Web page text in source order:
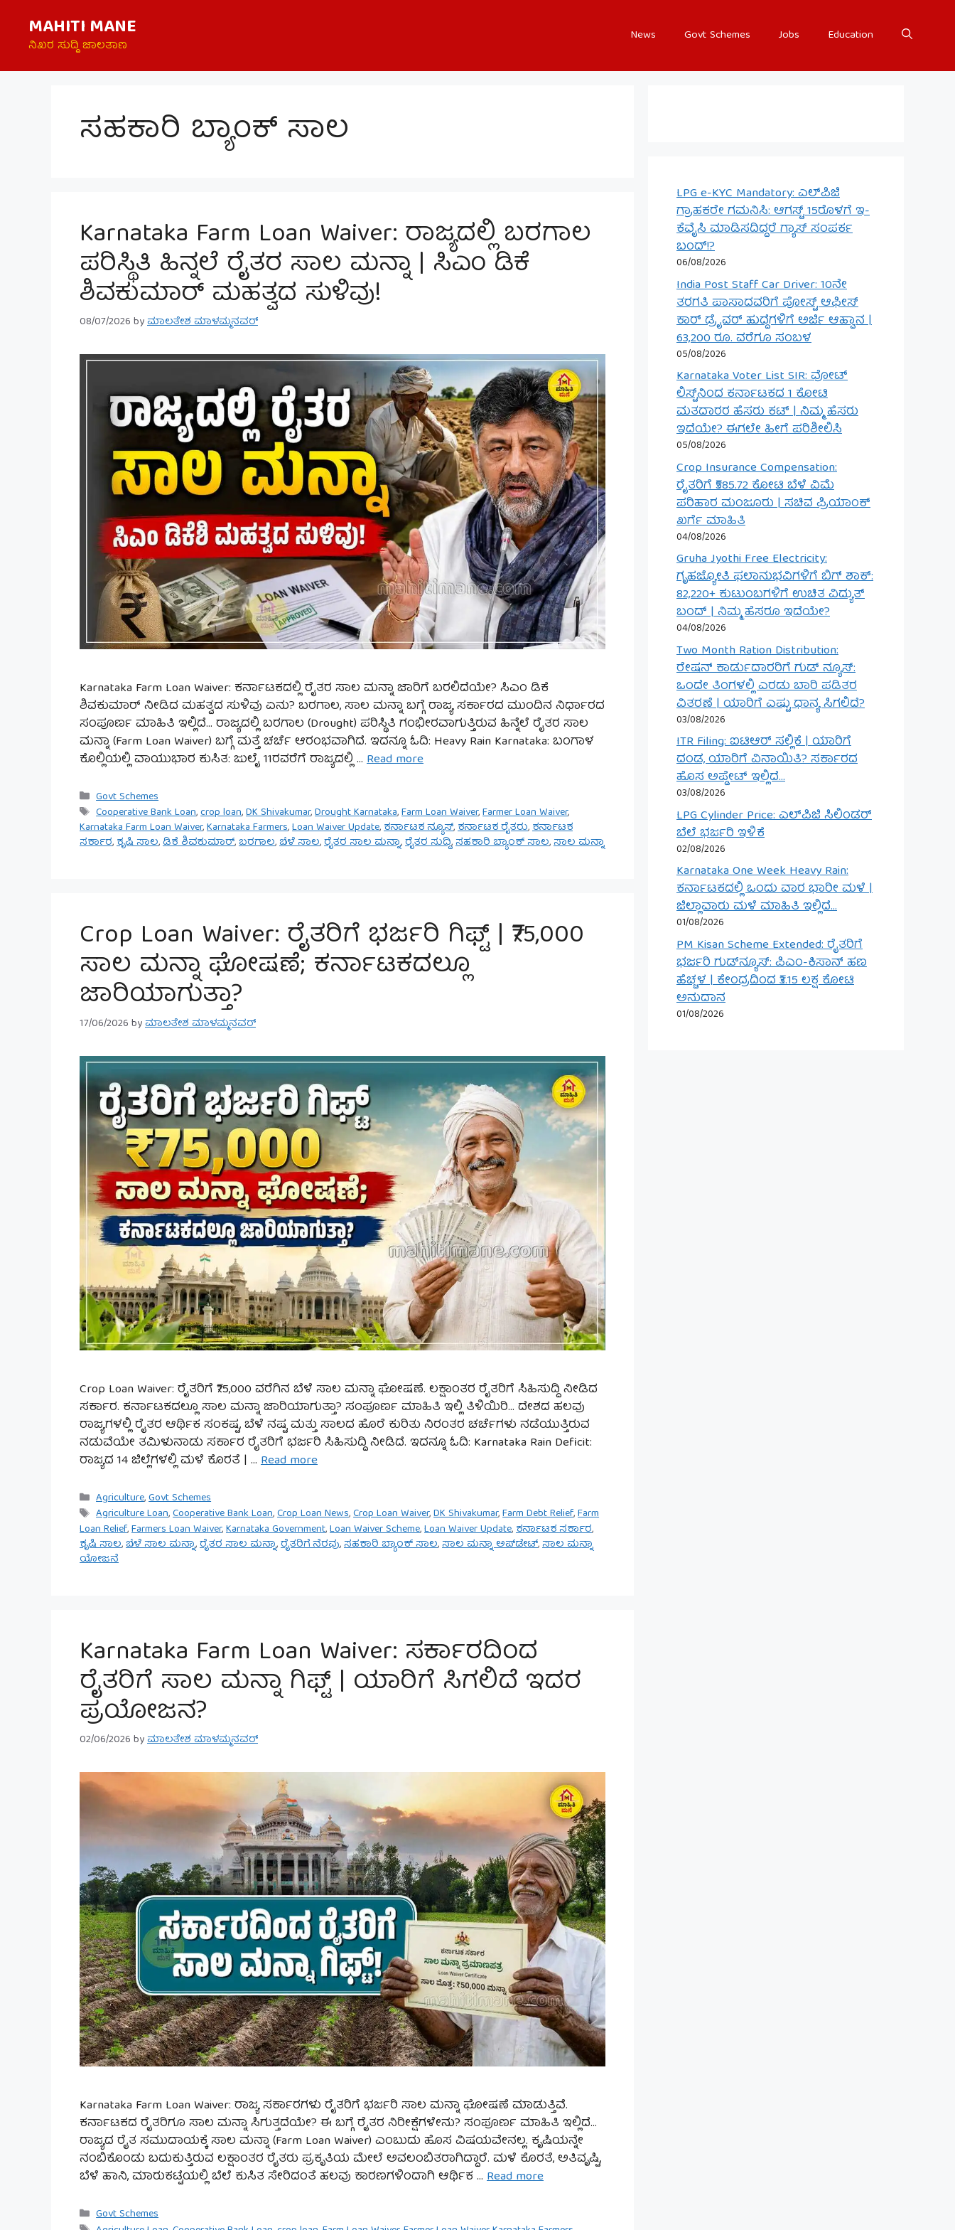
content
MAHITI MANE
ನಿಖರ ಸುದ್ದಿ ಜಾಲತಾಣ
News Govt Schemes Jobs Education
ಸಹಕಾರಿ ಬ್ಯಾಂಕ್ ಸಾಲ
Karnataka Farm Loan Waiver: ರಾಜ್ಯದಲ್ಲಿ ಬರಗಾಲ
ಪರಿಸ್ಥಿತಿ ಹಿನ್ನಲೆ ರೈತರ ಸಾಲ ಮನ್ನಾ | ಸಿಎಂ ಡಿಕೆ
ಶಿವಕುಮಾರ್ ಮಹತ್ವದ ಸುಳಿವು!
08/07/2026byಮಾಲತೇಶ ಮಾಳಮ್ಮನವರ್
Karnataka Farm Loan Waiver: ಕರ್ನಾಟಕದಲ್ಲಿ ರೈತರ ಸಾಲ ಮನ್ನಾ ಜಾರಿಗೆ ಬರಲಿದೆಯೇ? ಸಿಎಂ ಡಿಕೆ
ಶಿವಕುಮಾರ್ ನೀಡಿದ ಮಹತ್ವದ ಸುಳಿವು ಏನು? ಬರಗಾಲ, ಸಾಲ ಮನ್ನಾ ಬಗ್ಗೆ ರಾಜ್ಯ ಸರ್ಕಾರದ ಮುಂದಿನ ನಿರ್ಧಾರದ
ಸಂಪೂರ್ಣ ಮಾಹಿತಿ ಇಲ್ಲಿದೆ… ರಾಜ್ಯದಲ್ಲಿ ಬರಗಾಲ (Drought) ಪರಿಸ್ಥಿತಿ ಗಂಭೀರವಾಗುತ್ತಿರುವ ಹಿನ್ನೆಲೆ ರೈತರ ಸಾಲ
ಮನ್ನಾ (Farm Loan Waiver) ಬಗ್ಗೆ ಮತ್ತೆ ಚರ್ಚೆ ಆರಂಭವಾಗಿದೆ. ಇದನ್ನೂ ಓದಿ: Heavy Rain Karnataka: ಬಂಗಾಳ
ಕೊಲ್ಲಿಯಲ್ಲಿ ವಾಯುಭಾರ ಕುಸಿತ: ಜುಲೈ 11ರವರೆಗೆ ರಾಜ್ಯದಲ್ಲಿ … Read more
Categories
Govt Schemes
Tags
Cooperative Bank Loan,crop loan,DK Shivakumar,Drought Karnataka,Farm Loan Waiver,Farmer Loan Waiver,
Karnataka Farm Loan Waiver,Karnataka Farmers,Loan Waiver Update,ಕರ್ನಾಟಕ ನ್ಯೂಸ್,ಕರ್ನಾಟಕ ರೈತರು,ಕರ್ನಾಟಕ
ಸರ್ಕಾರ,ಕೃಷಿ ಸಾಲ,ಡಿಕೆ ಶಿವಕುಮಾರ್,ಬರಗಾಲ,ಬೆಳೆ ಸಾಲ,ರೈತರ ಸಾಲ ಮನ್ನಾ,ರೈತರ ಸುದ್ದಿ,ಸಹಕಾರಿ ಬ್ಯಾಂಕ್ ಸಾಲ,ಸಾಲ ಮನ್ನಾ
Crop Loan Waiver: ರೈತರಿಗೆ ಭರ್ಜರಿ ಗಿಫ್ಟ್ | ₹75,000
ಸಾಲ ಮನ್ನಾ ಘೋಷಣೆ; ಕರ್ನಾಟಕದಲ್ಲೂ
ಜಾರಿಯಾಗುತ್ತಾ?
17/06/2026byಮಾಲತೇಶ ಮಾಳಮ್ಮನವರ್
Crop Loan Waiver: ರೈತರಿಗೆ ₹75,000 ವರೆಗಿನ ಬೆಳೆ ಸಾಲ ಮನ್ನಾ ಘೋಷಣೆ. ಲಕ್ಷಾಂತರ ರೈತರಿಗೆ ಸಿಹಿಸುದ್ದಿ ನೀಡಿದ
ಸರ್ಕಾರ. ಕರ್ನಾಟಕದಲ್ಲೂ ಸಾಲ ಮನ್ನಾ ಜಾರಿಯಾಗುತ್ತಾ? ಸಂಪೂರ್ಣ ಮಾಹಿತಿ ಇಲ್ಲಿ ತಿಳಿಯಿರಿ… ದೇಶದ ಹಲವು
ರಾಜ್ಯಗಳಲ್ಲಿ ರೈತರ ಆರ್ಥಿಕ ಸಂಕಷ್ಟ, ಬೆಳೆ ನಷ್ಟ ಮತ್ತು ಸಾಲದ ಹೊರೆ ಕುರಿತು ನಿರಂತರ ಚರ್ಚೆಗಳು ನಡೆಯುತ್ತಿರುವ
ನಡುವೆಯೇ ತಮಿಳುನಾಡು ಸರ್ಕಾರ ರೈತರಿಗೆ ಭರ್ಜರಿ ಸಿಹಿಸುದ್ದಿ ನೀಡಿದೆ. ಇದನ್ನೂ ಓದಿ: Karnataka Rain Deficit:
ರಾಜ್ಯದ 14 ಜಿಲ್ಲೆಗಳಲ್ಲಿ ಮಳೆ ಕೊರತೆ | … Read more
Categories
Agriculture,Govt Schemes
Tags
Agriculture Loan,Cooperative Bank Loan,Crop Loan News,Crop Loan Waiver,DK Shivakumar,Farm Debt Relief,Farm
Loan Relief,Farmers Loan Waiver,Karnataka Government,Loan Waiver Scheme,Loan Waiver Update,ಕರ್ನಾಟಕ ಸರ್ಕಾರ,
ಕೃಷಿ ಸಾಲ,ಬೆಳೆ ಸಾಲ ಮನ್ನಾ,ರೈತರ ಸಾಲ ಮನ್ನಾ,ರೈತರಿಗೆ ನೆರವು,ಸಹಕಾರಿ ಬ್ಯಾಂಕ್ ಸಾಲ,ಸಾಲ ಮನ್ನಾ ಅಪ್‌ಡೇಟ್,ಸಾಲ ಮನ್ನಾ
ಯೋಜನೆ
Karnataka Farm Loan Waiver: ಸರ್ಕಾರದಿಂದ
ರೈತರಿಗೆ ಸಾಲ ಮನ್ನಾ ಗಿಫ್ಟ್ | ಯಾರಿಗೆ ಸಿಗಲಿದೆ ಇದರ
ಪ್ರಯೋಜನ?
02/06/2026byಮಾಲತೇಶ ಮಾಳಮ್ಮನವರ್
Karnataka Farm Loan Waiver: ರಾಜ್ಯ ಸರ್ಕಾರಗಳು ರೈತರಿಗೆ ಭರ್ಜರಿ ಸಾಲ ಮನ್ನಾ ಘೋಷಣೆ ಮಾಡುತ್ತಿವೆ.
ಕರ್ನಾಟಕದ ರೈತರಿಗೂ ಸಾಲ ಮನ್ನಾ ಸಿಗುತ್ತದೆಯೇ? ಈ ಬಗ್ಗೆ ರೈತರ ನಿರೀಕ್ಷೆಗಳೇನು? ಸಂಪೂರ್ಣ ಮಾಹಿತಿ ಇಲ್ಲಿದೆ…
ರಾಜ್ಯದ ರೈತ ಸಮುದಾಯಕ್ಕೆ ಸಾಲ ಮನ್ನಾ (Farm Loan Waiver) ಎಂಬುದು ಹೊಸ ವಿಷಯವೇನಲ್ಲ. ಕೃಷಿಯನ್ನೇ
ನಂಬಿಕೊಂಡು ಬದುಕುತ್ತಿರುವ ಲಕ್ಷಾಂತರ ರೈತರು ಪ್ರಕೃತಿಯ ಮೇಲೆ ಅವಲಂಬಿತರಾಗಿದ್ದಾರೆ. ಮಳೆ ಕೊರತೆ, ಅತಿವೃಷ್ಟಿ,
ಬೆಳೆ ಹಾನಿ, ಮಾರುಕಟ್ಟೆಯಲ್ಲಿ ಬೆಲೆ ಕುಸಿತ ಸೇರಿದಂತೆ ಹಲವು ಕಾರಣಗಳಿಂದಾಗಿ ಆರ್ಥಿಕ … Read more
Categories
Govt Schemes
LPG e-KYC Mandatory: ಎಲ್‌ಪಿಜಿ
ಗ್ರಾಹಕರೇ ಗಮನಿಸಿ: ಆಗಸ್ಟ್ 15ರೊಳಗೆ ಇ-
ಕೆವೈಸಿ ಮಾಡಿಸದಿದ್ದರೆ ಗ್ಯಾಸ್ ಸಂಪರ್ಕ
ಬಂದ್!?
06/08/2026
India Post Staff Car Driver: 10ನೇ
ತರಗತಿ ಪಾಸಾದವರಿಗೆ ಪೋಸ್ಟ್ ಆಫೀಸ್
ಕಾರ್ ಡ್ರೈವರ್ ಹುದ್ದೆಗಳಿಗೆ ಅರ್ಜಿ ಆಹ್ವಾನ |
63,200 ರೂ. ವರೆಗೂ ಸಂಬಳ
05/08/2026
Karnataka Voter List SIR: ವೋಟ್
ಲಿಸ್ಟ್‌ನಿಂದ ಕರ್ನಾಟಕದ 1 ಕೋಟಿ
ಮತದಾರರ ಹೆಸರು ಕಟ್ | ನಿಮ್ಮ ಹೆಸರು
ಇದೆಯೇ? ಈಗಲೇ ಹೀಗೆ ಪರಿಶೀಲಿಸಿ
05/08/2026
Crop Insurance Compensation:
ರೈತರಿಗೆ ₹585.72 ಕೋಟಿ ಬೆಳೆ ವಿಮೆ
ಪರಿಹಾರ ಮಂಜೂರು | ಸಚಿವ ಪ್ರಿಯಾಂಕ್
ಖರ್ಗೆ ಮಾಹಿತಿ
04/08/2026
Gruha Jyothi Free Electricity:
ಗೃಹಜ್ಯೋತಿ ಫಲಾನುಭವಿಗಳಿಗೆ ಬಿಗ್ ಶಾಕ್:
82,220+ ಕುಟುಂಬಗಳಿಗೆ ಉಚಿತ ವಿದ್ಯುತ್
ಬಂದ್ | ನಿಮ್ಮ ಹೆಸರೂ ಇದೆಯೇ?
04/08/2026
Two Month Ration Distribution:
ರೇಷನ್ ಕಾರ್ಡುದಾರರಿಗೆ ಗುಡ್ ನ್ಯೂಸ್:
ಒಂದೇ ತಿಂಗಳಲ್ಲಿ ಎರಡು ಬಾರಿ ಪಡಿತರ
ವಿತರಣೆ | ಯಾರಿಗೆ ಎಷ್ಟು ಧಾನ್ಯ ಸಿಗಲಿದೆ?
03/08/2026
ITR Filing: ಐಟಿಆರ್ ಸಲ್ಲಿಕೆ | ಯಾರಿಗೆ
ದಂಡ, ಯಾರಿಗೆ ವಿನಾಯಿತಿ? ಸರ್ಕಾರದ
ಹೊಸ ಅಪ್ಡೇಟ್ ಇಲ್ಲಿದೆ…
03/08/2026
LPG Cylinder Price: ಎಲ್‌ಪಿಜಿ ಸಿಲಿಂಡರ್
ಬೆಲೆ ಭರ್ಜರಿ ಇಳಿಕೆ
02/08/2026
Karnataka One Week Heavy Rain:
ಕರ್ನಾಟಕದಲ್ಲಿ ಒಂದು ವಾರ ಭಾರೀ ಮಳೆ |
ಜಿಲ್ಲಾವಾರು ಮಳೆ ಮಾಹಿತಿ ಇಲ್ಲಿದೆ…
01/08/2026
PM Kisan Scheme Extended: ರೈತರಿಗೆ
ಭರ್ಜರಿ ಗುಡ್‌ನ್ಯೂಸ್: ಪಿಎಂ-ಕಿಸಾನ್ ಹಣ
ಹೆಚ್ಚಳ | ಕೇಂದ್ರದಿಂದ ₹3.15 ಲಕ್ಷ ಕೋಟಿ
ಅನುದಾನ
01/08/2026